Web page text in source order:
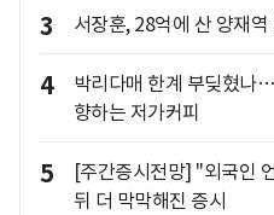
3 서장훈, 28억에 산 양재
4
박리다매 한계 부딪혔나
향하는 저가커피
5
[주간증시전망] "외국인
뒤 더 막막해진 증시